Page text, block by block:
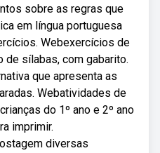
sobre as regras que
em língua portuguesa
Webexercícios de
de sílabas, com gabarito.
que apresenta as
Webatividades de
do 1º ano e 2º ano
imprimir.
diversas